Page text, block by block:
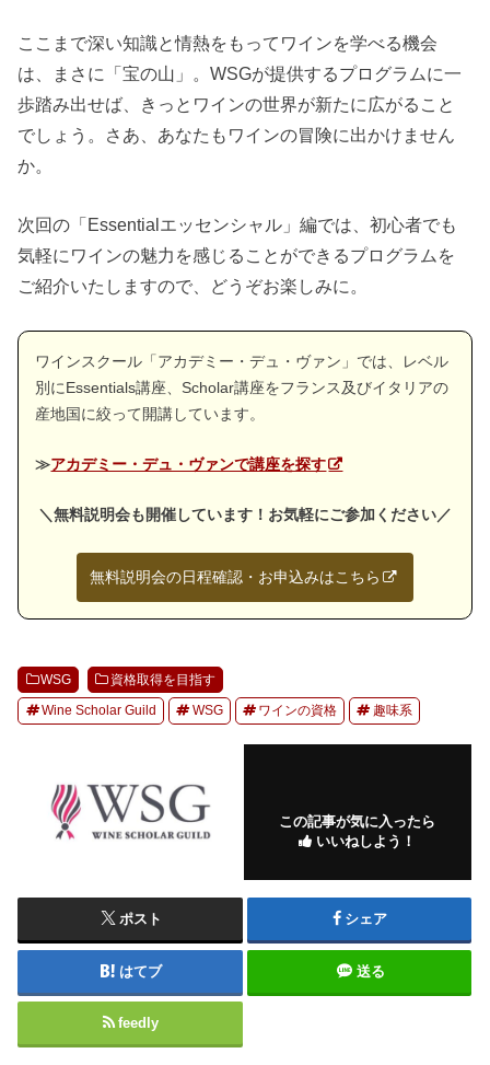
ここまで深い知識と情熱をもってワインを学べる機会
は、まさに「宝の山」。WSGが提供するプログラムに一
歩踏み出せば、きっとワインの世界が新たに広がること
でしょう。さあ、あなたもワインの冒険に出かけません
か。
次回の「Essentialエッセンシャル」編では、初心者でも
気軽にワインの魅力を感じることができるプログラムを
ご紹介いたしますので、どうぞお楽しみに。
ワインスクール「アカデミー・デュ・ヴァン」では、レベル
別にEssentials講座、Scholar講座をフランス及びイタリアの
産地国に絞って開講しています。
≫アカデミー・デュ・ヴァンで講座を探す
＼無料説明会も開催しています！お気軽にご参加ください／
無料説明会の日程確認・お申込みはこちら
WSG 資格取得を目指す
Wine Scholar Guild WSG ワインの資格 趣味系
この記事が気に入ったら
いいねしよう！
ポスト シェア
はてブ 送る
feedly